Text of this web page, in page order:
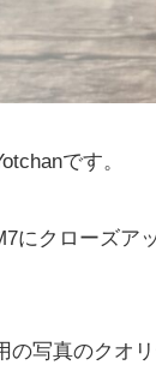
です。
にクローズア
の写真のクオ